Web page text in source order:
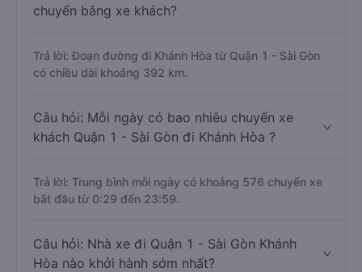
chuyển bằng xe khách?
Trả lời: Đoạn đường đi Khánh Hòa từ Quận 1 - Sài Gòn
có chiều dài khoảng 392 km.
Câu hỏi: Mỗi ngày có bao nhiêu chuyến xe
khách Quận 1 - Sài Gòn đi Khánh Hòa ?
Trả lời: Trung bình mỗi ngày có khoảng 576 chuyến xe
bắt đầu từ 0:29 đến 23:59.
Câu hỏi: Nhà xe đi Quận 1 - Sài Gòn Khánh
Hòa nào khởi hành sớm nhất?